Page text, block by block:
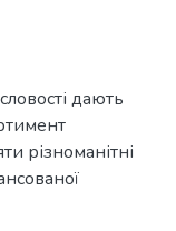
дають
різноманітні